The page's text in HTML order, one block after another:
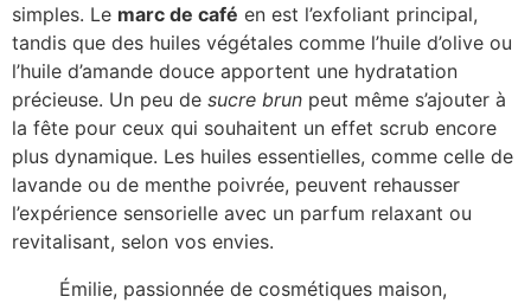
simples. Le marc de café en est l’exfoliant principal,
tandis que des huiles végétales comme l’huile d’olive ou
l’huile d’amande douce apportent une hydratation
précieuse. Un peu de sucre brun peut même s’ajouter à
la fête pour ceux qui souhaitent un effet scrub encore
plus dynamique. Les huiles essentielles, comme celle de
lavande ou de menthe poivrée, peuvent rehausser
l’expérience sensorielle avec un parfum relaxant ou
revitalisant, selon vos envies.
Émilie, passionnée de cosmétiques maison,